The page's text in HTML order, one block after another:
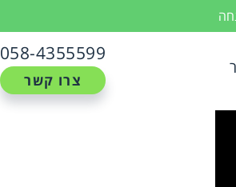
058-4355599
צרו קשר